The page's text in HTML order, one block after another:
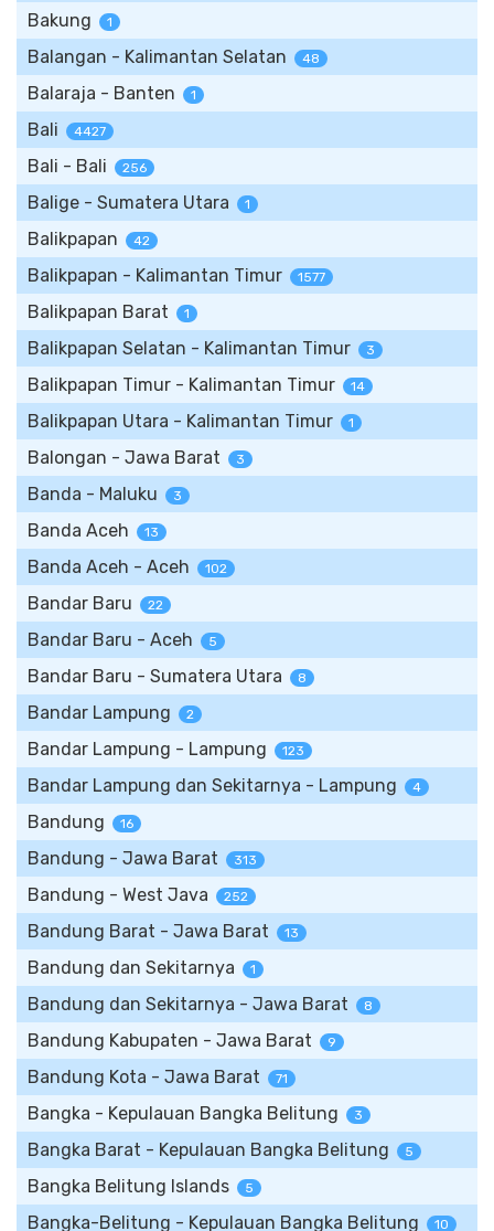
Bakung 1
Balangan - Kalimantan Selatan 48
Balaraja - Banten 1
Bali 4427
Bali - Bali 256
Balige - Sumatera Utara 1
Balikpapan 42
Balikpapan - Kalimantan Timur 1577
Balikpapan Barat 1
Balikpapan Selatan - Kalimantan Timur 3
Balikpapan Timur - Kalimantan Timur 14
Balikpapan Utara - Kalimantan Timur 1
Balongan - Jawa Barat 3
Banda - Maluku 3
Banda Aceh 13
Banda Aceh - Aceh 102
Bandar Baru 22
Bandar Baru - Aceh 5
Bandar Baru - Sumatera Utara 8
Bandar Lampung 2
Bandar Lampung - Lampung 123
Bandar Lampung dan Sekitarnya - Lampung 4
Bandung 16
Bandung - Jawa Barat 313
Bandung - West Java 252
Bandung Barat - Jawa Barat 13
Bandung dan Sekitarnya 1
Bandung dan Sekitarnya - Jawa Barat 8
Bandung Kabupaten - Jawa Barat 9
Bandung Kota - Jawa Barat 71
Bangka - Kepulauan Bangka Belitung 3
Bangka Barat - Kepulauan Bangka Belitung 5
Bangka Belitung Islands 5
Bangka-Belitung - Kepulauan Bangka Belitung 10